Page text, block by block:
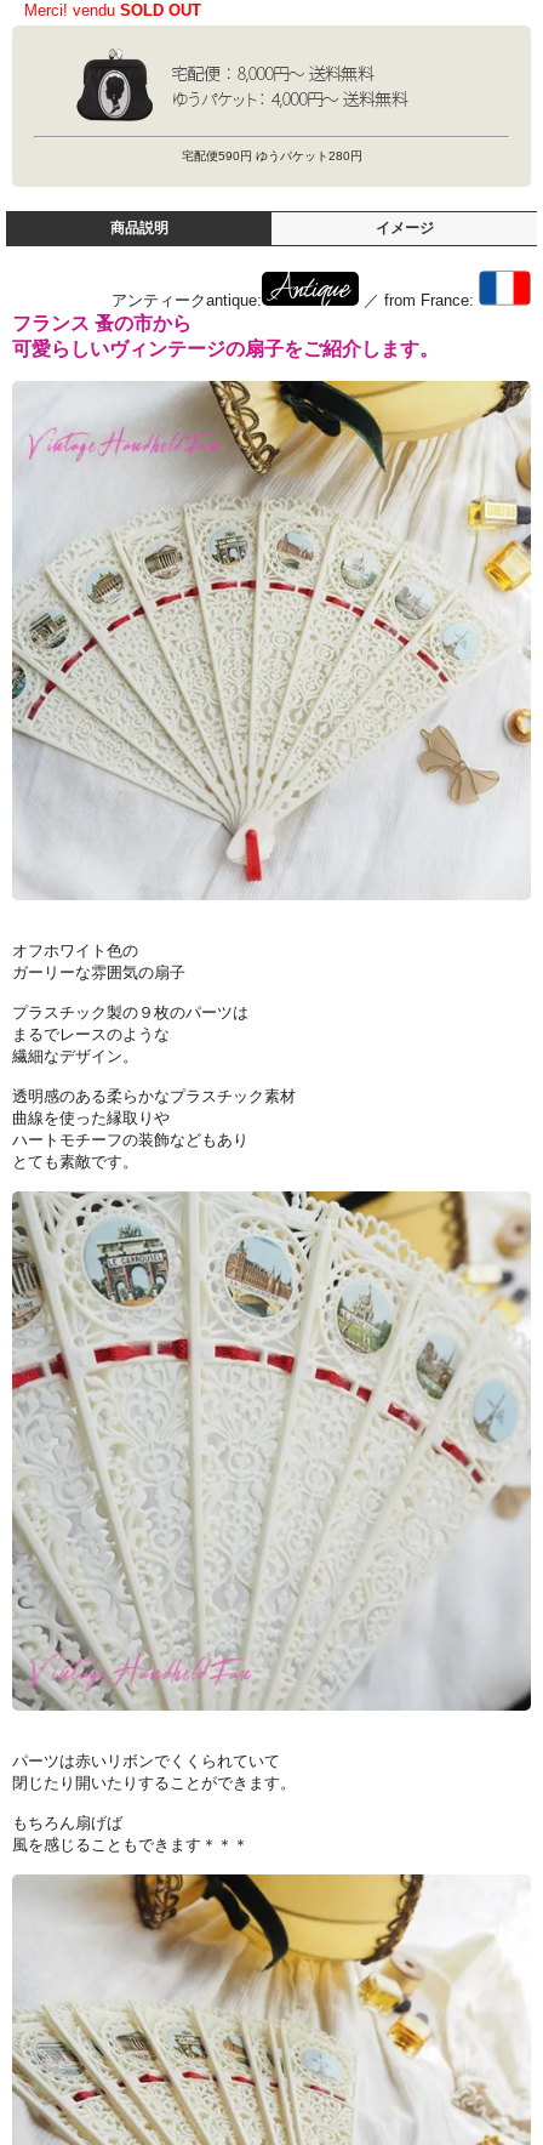
Merci! vendu SOLD OUT
宅配便590円 ゆうパケット280円
商品説明 イメージ
アンティークantique: ／ from France:
フランス 蚤の市から
可愛らしいヴィンテージの扇子をご紹介します。
オフホワイト色の
ガーリーな雰囲気の扇子
プラスチック製の９枚のパーツは
まるでレースのような
繊細なデザイン。
透明感のある柔らかなプラスチック素材
曲線を使った縁取りや
ハートモチーフの装飾などもあり
とても素敵です。
パーツは赤いリボンでくくられていて
閉じたり開いたりすることができます。
もちろん扇げば
風を感じることもできます＊＊＊